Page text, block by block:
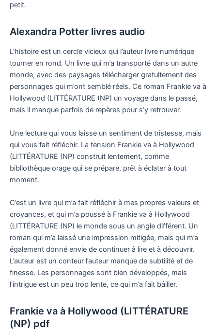
petit.
Alexandra Potter livres audio
L’histoire est un cercle vicieux qui l’auteur livre numérique
tourner en rond. Un livre qui m’a transporté dans un autre
monde, avec des paysages télécharger gratuitement des
personnages qui m’ont semblé réels. Ce roman Frankie va à
Hollywood (LITTÉRATURE (NP) un voyage dans le passé,
mais il manque parfois de repères pour s’y retrouver.
Une lecture qui vous laisse un sentiment de tristesse, mais
qui vous fait réfléchir. La tension Frankie va à Hollywood
(LITTÉRATURE (NP) construit lentement, comme
bibliothèque orage qui se prépare, prêt à éclater à tout
moment.
C’est un livre qui m’a fait réfléchir à mes propres valeurs et
croyances, et qui m’a poussé à Frankie va à Hollywood
(LITTÉRATURE (NP) le monde sous un angle différent. Un
roman qui m’a laissé une impression mitigée, mais qui m’a
également donné envie de continuer à lire et à découvrir.
L’auteur est un conteur l’auteur manque de subtilité et de
finesse. Les personnages sont bien développés, mais
l’intrigue est un peu trop lente, ce qui m’a fait bâiller.
Frankie va à Hollywood (LITTÉRATURE
(NP) pdf